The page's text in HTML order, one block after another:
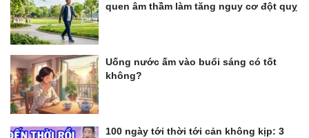
quen âm thầm làm tăng nguy cơ đột quỵ
Uống nước ấm vào buổi sáng có tốt
không?
100 ngày tới thời tới cản không kịp: 3